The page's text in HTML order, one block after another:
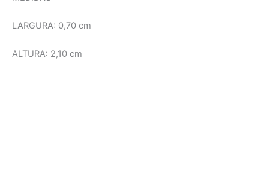
LARGURA: 0,70 cm
ALTURA: 2,10 cm